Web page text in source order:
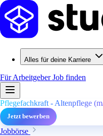
Alles für deine Karriere
Für ArbeitgeberJob finden
Pflegefachkraft - Altenpflege
Jetzt bewerben
Jobbörse